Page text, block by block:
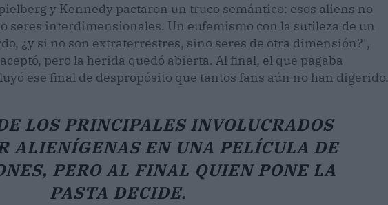
y Kennedy pactaron un truco semántico: esos aliens no
seres interdimensionales. Un eufemismo con la sutileza de un
¿y si no son extraterrestres, sino seres de otra dimensión?",
pero la herida quedó abierta. Al final, el que pagaba
ese final de despropósito que tantos fans aún no han digerido.
LOS PRINCIPALES INVOLUCRADOS
ALIENÍGENAS EN UNA PELÍCULA DE
PERO AL FINAL QUIEN PONE LA
PASTA DECIDE.